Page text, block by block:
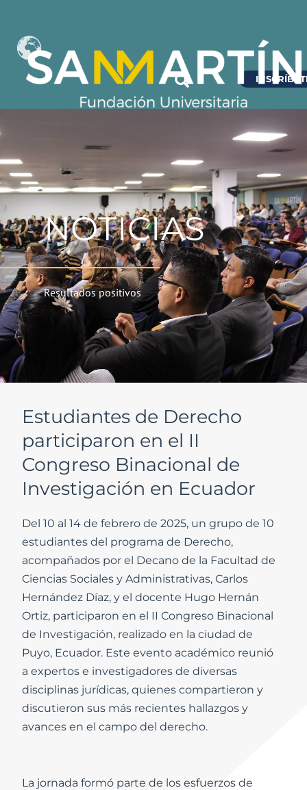
NOTICIAS
Resultados positivos
Estudiantes de Derecho
participaron en el II
Congreso Binacional de
Investigación en Ecuador
Del 10 al 14 de febrero de 2025, un grupo de 10
estudiantes del programa de Derecho,
acompañados por el Decano de la Facultad de
Ciencias Sociales y Administrativas, Carlos
Hernández Díaz, y el docente Hugo Hernán
Ortiz, participaron en el II Congreso Binacional
de Investigación, realizado en la ciudad de
Puyo, Ecuador. Este evento académico reunió
a expertos e investigadores de diversas
disciplinas jurídicas, quienes compartieron y
discutieron sus más recientes hallazgos y
avances en el campo del derecho.
La jornada formó parte de los esfuerzos de